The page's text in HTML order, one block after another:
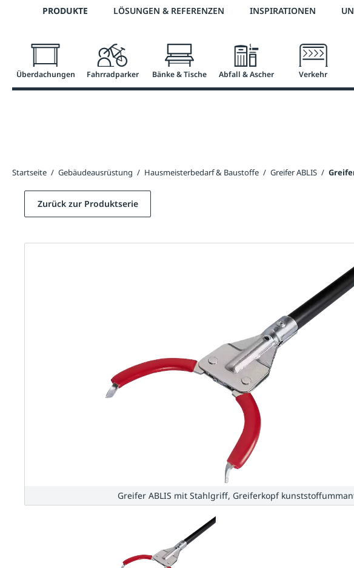
Zur Hauptnavigation springen
Telefon: 0800 / 100 49 02 2 % Vorkassen-
PRODUKTE LÖSUNGEN & REFERENZEN INSPIRATIONEN
Überdachungen Fahrradparker Bänke & Tische Abfall & Ascher Verkehr
Startseite / Gebäudeausrüstung / Hausmeisterbedarf & Baustoffe / Greifer ABLIS /
Zurück zur Produktserie
Greifer ABLIS mit Stahlgriff, Greiferkopf